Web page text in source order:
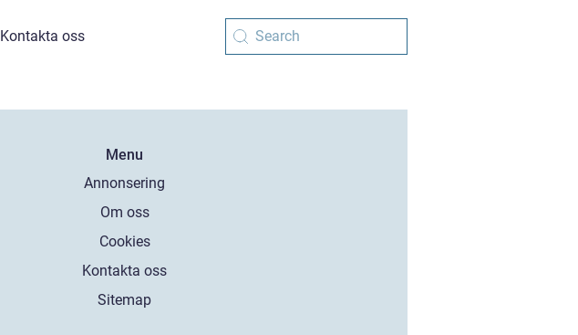
Kontakta oss
Menu
Annonsering
Om oss
Cookies
Kontakta oss
Sitemap